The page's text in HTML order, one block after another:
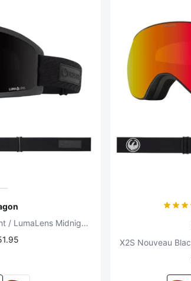
DX3 Plus OTG Midnight / LumaLens Midnight + LumaLens Violet